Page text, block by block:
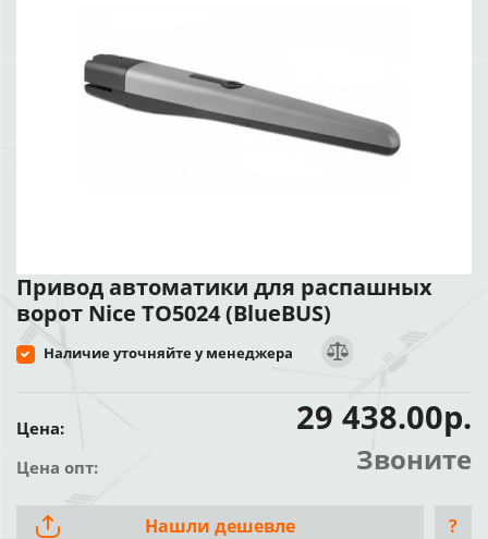
Привод автоматики для распашных
ворот Nice TO5024 (BlueBUS)
Наличие уточняйте у менеджера
Цена: 29 438.00р.
Цена опт: Звоните
Нашли дешевле ?